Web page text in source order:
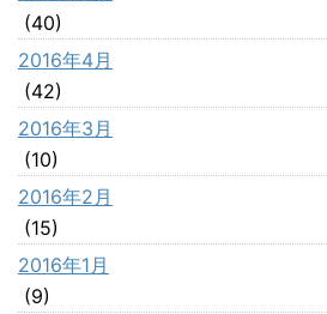
(40)
2016年4月
(42)
2016年3月
(10)
2016年2月
(15)
2016年1月
(9)